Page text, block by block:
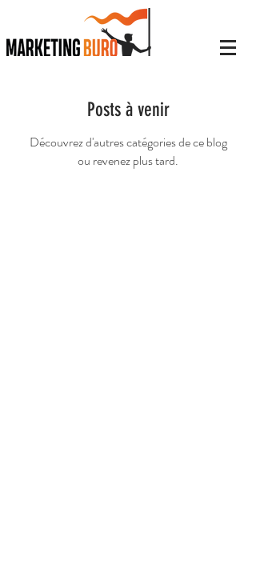
Posts à venir
Découvrez d'autres catégories de ce blog
ou revenez plus tard.